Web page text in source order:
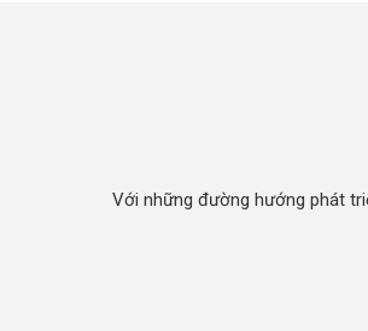
Với những đường hướng phát